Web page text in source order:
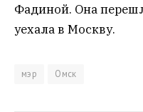
Фадиной. Она
уехала в Москву.
мэр Омск